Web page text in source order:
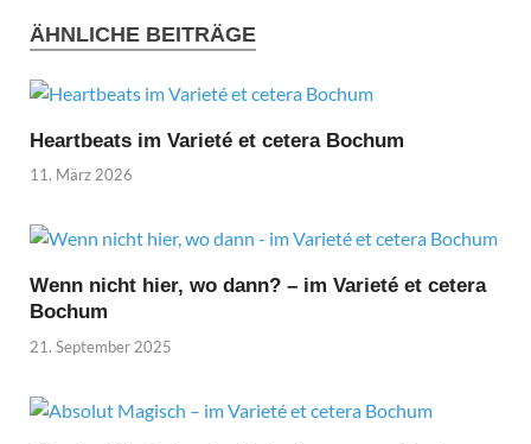
ÄHNLICHE BEITRÄGE
Heartbeats im Varieté et cetera Bochum
11. März 2026
Wenn nicht hier, wo dann? – im Varieté et cetera
Bochum
21. September 2025